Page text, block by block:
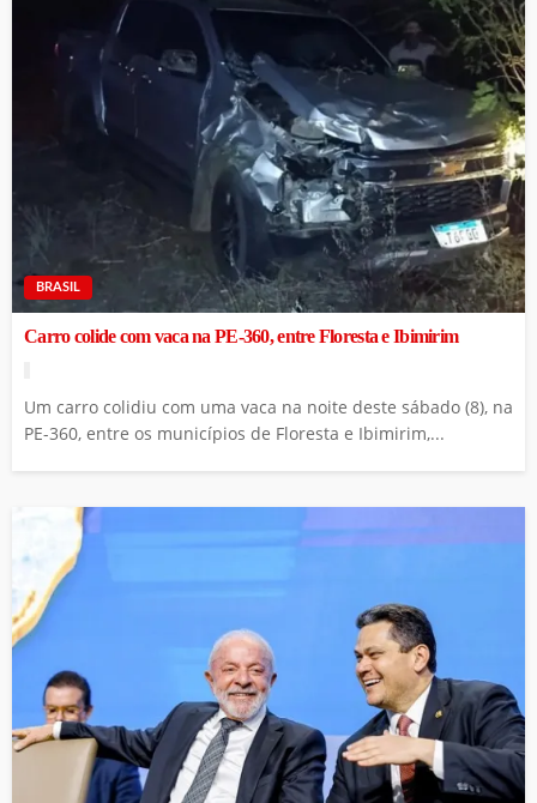
BRASIL
Carro colide com vaca na PE-360, entre Floresta e Ibimirim
Um carro colidiu com uma vaca na noite deste sábado (8), na
PE-360, entre os municípios de Floresta e Ibimirim,...